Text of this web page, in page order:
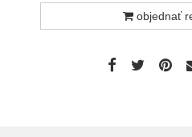
objednať